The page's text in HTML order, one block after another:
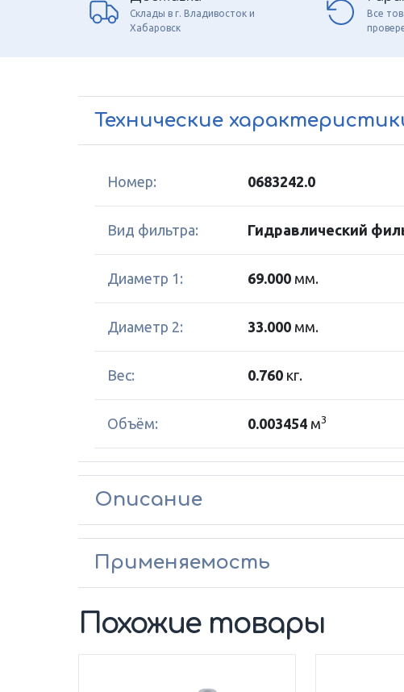
Склады в г. Владивосток и
Хабаровск
Все
Технические
Номер: 0683242.0
Вид фильтра: Гидравлический
Диаметр 1: 69.000 мм.
Диаметр 2: 33.000 мм.
Вес: 0.760 кг.
Объём: 0.003454 м3
Описание
Применяемость
Похожие товары